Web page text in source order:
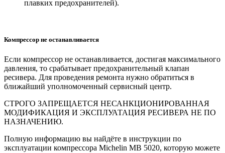
плавких предохранителей).
Компрессор не останавливается
Если компрессор не останавливается, достигая максимального
давления, то срабатывает предохранительный клапан
ресивера. Для проведения ремонта нужно обратиться в
ближайший уполномоченный сервисный центр.
СТРОГО ЗАПРЕЩАЕТСЯ НЕСАНКЦИОНИРОВАННАЯ
МОДИФИКАЦИЯ И ЭКСПЛУАТАЦИЯ РЕСИВЕРА НЕ ПО
НАЗНАЧЕНИЮ.
Полную информацию вы найдёте в инструкции по
эксплуатации компрессора Michelin MB 5020, которую можете